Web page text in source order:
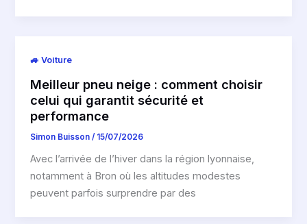
🚙 Voiture
Meilleur pneu neige : comment choisir
celui qui garantit sécurité et
performance
Simon Buisson/ 15/07/2026
Avec l’arrivée de l’hiver dans la région lyonnaise,
notamment à Bron où les altitudes modestes
peuvent parfois surprendre par des